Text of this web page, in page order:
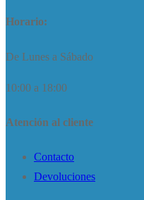
Horario:
De Lunes a Sábado
10:00 a 18:00
Atención al cliente
Contacto
Devoluciones